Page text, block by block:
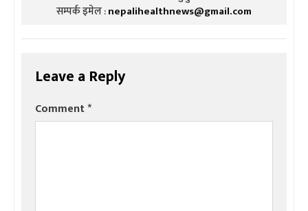
सम्पर्क इमेल :nepalihealthnews@gmail.com
Leave a Reply
Comment*